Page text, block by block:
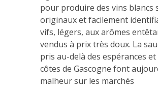
pour produire des vins blancs
originaux et facilement
vifs, légers, aux arômes
vendus à prix très doux. La
pris au-delà des espérances et
côtes de Gascogne font
malheur sur les marchés